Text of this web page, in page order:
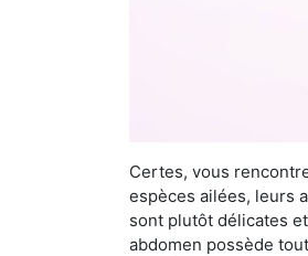
Certes, vous
espèces ailées, leurs
sont plutôt délicates
abdomen possède